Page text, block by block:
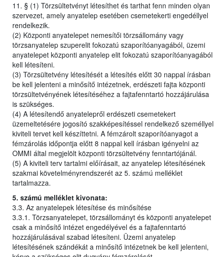
11. § (1) Törzsültetvényt létesíthet és tarthat fenn minden olyan
szervezet, amely anyatelep esetében csemetekerti engedéllyel
rendelkezik.
(2) Központi anyatelepet nemesítői törzsállomány vagy
törzsanyatelep szuperelit fokozatú szaporítóanyagából, üzemi
anyatelepet központi anyatelep elit fokozatú szaporítóanyagából
kell létesíteni.
(3) Törzsültetvény létesítését a létesítés előtt 30 nappal írásban
be kell jelenteni a minősítő intézetnek, erdészeti fajta központi
törzsültetvényének létesítéséhez a fajtafenntartó hozzájárulása
is szükséges.
(4) A létesítendő anyatelepről erdészeti csemetekert
üzemeltetésére jogosító szakképesítéssel rendelkező személlyel
kiviteli tervet kell készíttetni. A fémzárolt szaporítóanyagot a
fémzárolás időpontja előtt 8 nappal kell írásban igényelni az
OMMI által megjelölt központi törzsültetvény fenntartójánál.
(5) A kiviteli terv tartalmi előírásait, az anyatelep létesítésének
szakmai követelményrendszerét az 5. számú melléklet
tartalmazza.
5. számú melléklet kivonata:
3.3. Az anyatelepek létesítése és minősítése
3.3.1. Törzsanyatelepet, törzsállományt és központi anyatelepet
csak a minősítő intézet engedélyével és a fajtafenntartó
hozzájárulásával szabad létesíteni. Üzemi anyatelep
létesítésének szándékát a minősítő intézetnek be kell jelenteni,